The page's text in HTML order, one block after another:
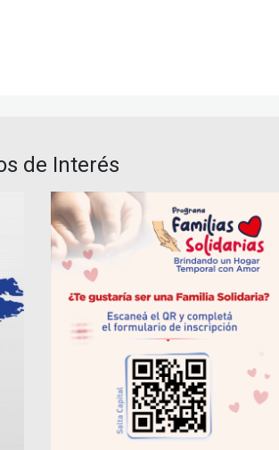
de Interés